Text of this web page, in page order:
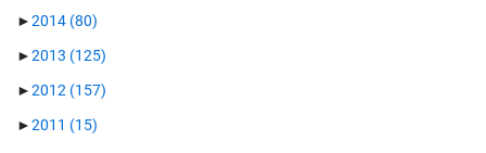
►2014 (80)
►2013 (125)
►2012 (157)
►2011 (15)